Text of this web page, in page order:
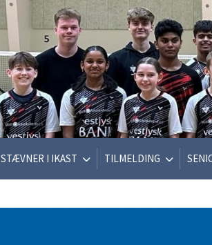
STÆVNER I IKAST TILMELDING